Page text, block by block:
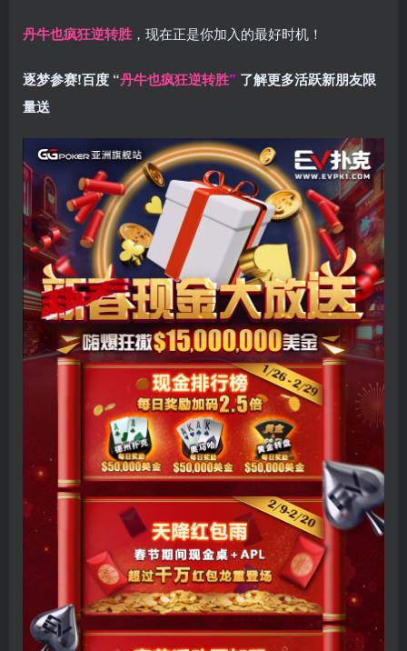
丹牛也疯狂逆转胜 ，现在正是你加入的最好时机！
逐梦参赛!百度 “丹牛也疯狂逆转胜” 了解更多活跃新朋友限
量送